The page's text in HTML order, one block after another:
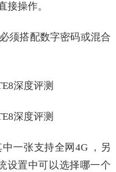
接操作。
须搭配数字密码或混合
一张支持全网4G ，另
设置中可以选择哪一个